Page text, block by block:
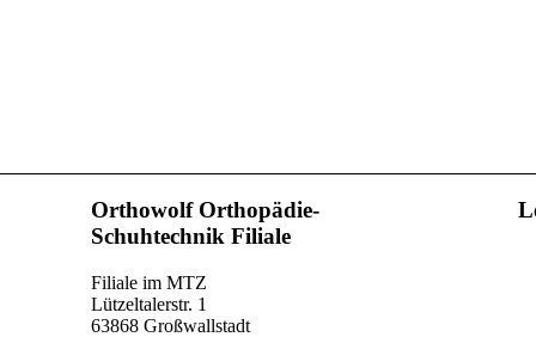
Orthowolf Orthopädie-
Schuhtechnik Filiale
Filiale im MTZ
Lützeltalerstr. 1
63868 Großwallstadt